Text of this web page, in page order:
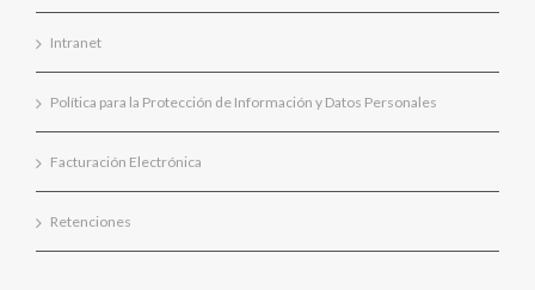
Intranet
Política para la Protección de Información y Datos Personales
Facturación Electrónica
Retenciones